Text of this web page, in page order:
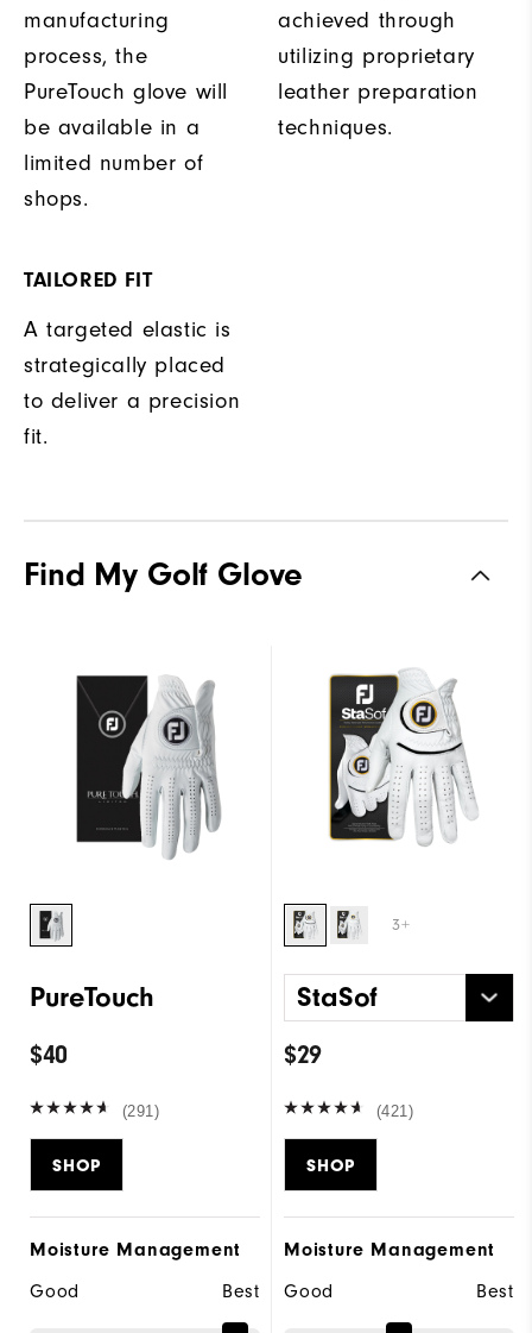
manufacturing
process, the
PureTouch glove will
be available in a
limited number of
shops.
achieved through
utilizing proprietary
leather preparation
techniques.
TAILORED FIT
A targeted elastic is
strategically placed
to deliver a precision
fit.
Find My Golf Glove
PureTouch
$40
(291)
SHOP
Moisture Management
Good
Best
3+
StaSof
$29
(421)
SHOP
Moisture Management
Good
Best